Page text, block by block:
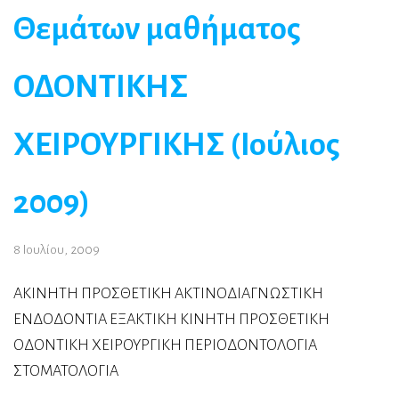
Θεμάτων μαθήματος
ΟΔΟΝΤΙΚΗΣ
ΧΕΙΡΟΥΡΓΙΚΗΣ (Ιούλιος
2009)
8 Ιουλίου, 2009
ΑΚΙΝΗΤΗ ΠΡΟΣΘΕΤΙΚΗ ΑΚΤΙΝΟΔΙΑΓΝΩΣΤΙΚΗ
ΕΝΔΟΔΟΝΤΙΑ ΕΞΑΚΤΙΚΗ ΚΙΝΗΤΗ ΠΡΟΣΘΕΤΙΚΗ
ΟΔΟΝΤΙΚΗ ΧΕΙΡΟΥΡΓΙΚΗ ΠΕΡΙΟΔΟΝΤΟΛΟΓΙΑ
ΣΤΟΜΑΤΟΛΟΓΙΑ